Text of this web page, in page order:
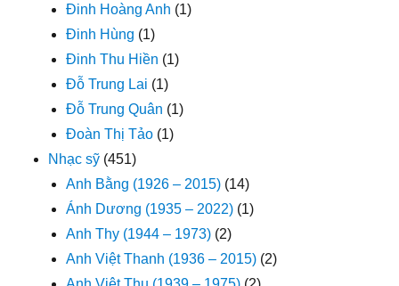
Đinh Hoàng Anh (1)
Đinh Hùng (1)
Đinh Thu Hiền (1)
Đỗ Trung Lai (1)
Đỗ Trung Quân (1)
Đoàn Thị Tảo (1)
Nhạc sỹ (451)
Anh Bằng (1926 – 2015) (14)
Ánh Dương (1935 – 2022) (1)
Anh Thy (1944 – 1973) (2)
Anh Việt Thanh (1936 – 2015) (2)